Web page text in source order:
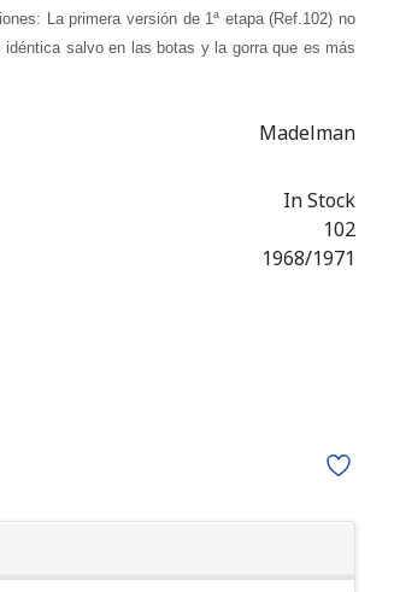
La primera versión de 1ª etapa (Ref.102) no
idéntica salvo en las botas y la gorra que es más
Madelman
In Stock
102
1968/1971